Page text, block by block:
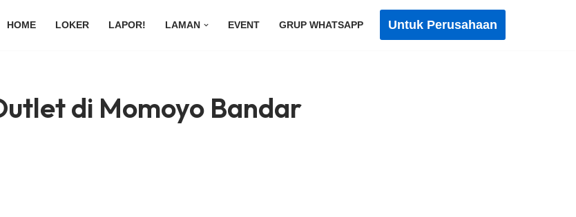
HOME LOKER LAPOR! LAMAN EVENT GRUP WHATSAPP Untuk Perusahaan
di Momoyo Bandar